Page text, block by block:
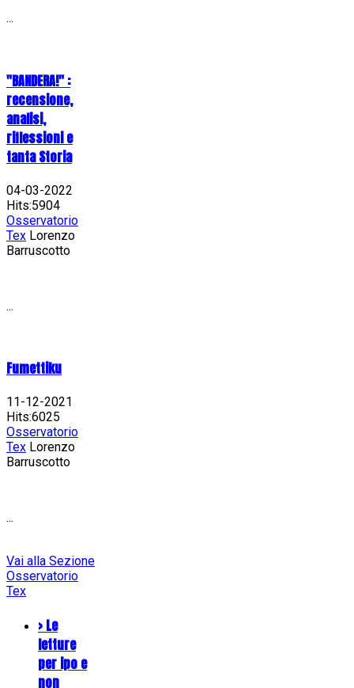
...
"BANDERA!" :
recensione,
analisi,
riflessioni e
tanta Storia
04-03-2022
Hits:5904
Osservatorio
Tex Lorenzo
Barruscotto
...
Fumettiku
11-12-2021
Hits:6025
Osservatorio
Tex Lorenzo
Barruscotto
...
Vai alla Sezione
Osservatorio
Tex
> Le
letture
per ipo e
non